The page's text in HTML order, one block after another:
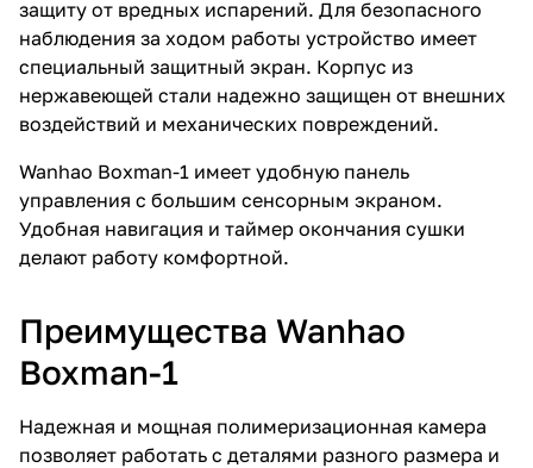
защиту от вредных испарений. Для безопасного
наблюдения за ходом работы устройство имеет
специальный защитный экран. Корпус из
нержавеющей стали надежно защищен от внешних
воздействий и механических повреждений.
Wanhao Boxman-1 имеет удобную панель
управления с большим сенсорным экраном.
Удобная навигация и таймер окончания сушки
делают работу комфортной.
Преимущества Wanhao
Boxman-1
Надежная и мощная полимеризационная камера
позволяет работать с деталями разного размера и